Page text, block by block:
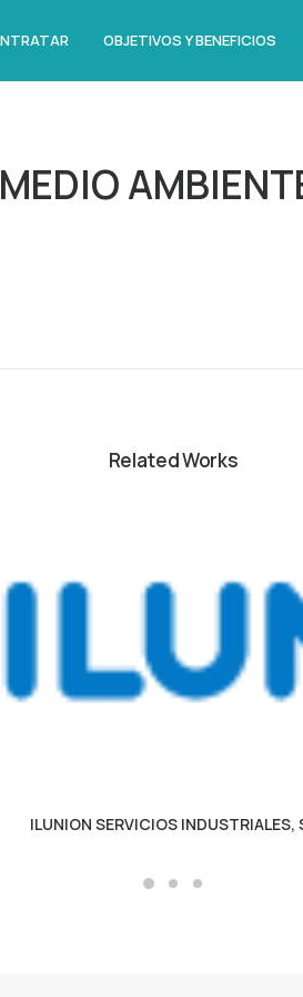
OBJETIVOS Y BENEFICIOS
Related Works
ILUNION SERVICIOS INDUSTRIALES,